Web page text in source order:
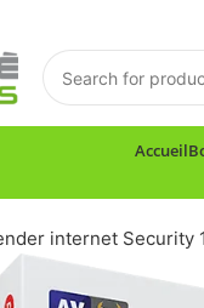
Accueil
internet Security